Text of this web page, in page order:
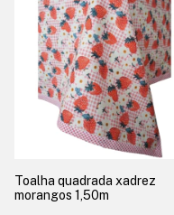
Toalha quadrada xadrez
morangos 1,50m